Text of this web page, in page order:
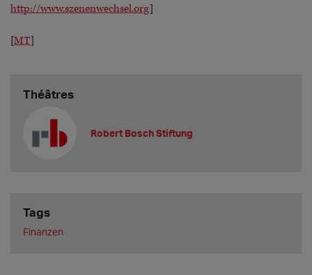
http://www.szenenwechsel.org]
[MT]
Théâtres
Robert Bosch Stiftung
Tags
Finanzen